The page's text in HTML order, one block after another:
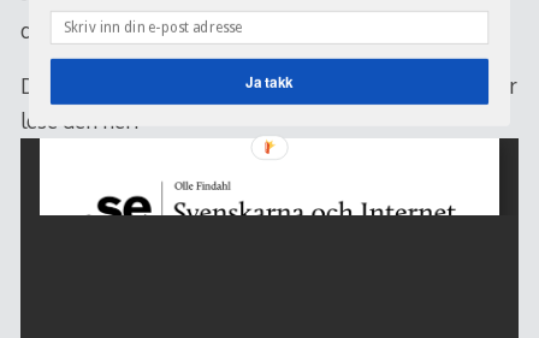
demokratin.
Du kan ladde ned hele rapporten på linken over, eller
lese den her:
Ja takk